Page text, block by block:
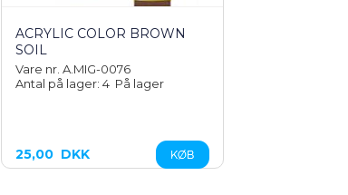
ACRYLIC COLOR BROWN
SOIL
Vare nr. A.MIG-0076
Antal på lager: 4 På lager
25,00DKK